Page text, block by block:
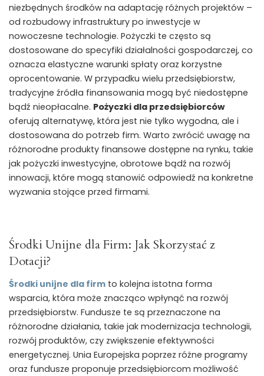
niezbędnych środków na adaptację różnych projektów –
od rozbudowy infrastruktury po inwestycje w
nowoczesne technologie. Pożyczki te często są
dostosowane do specyfiki działalności gospodarczej, co
oznacza elastyczne warunki spłaty oraz korzystne
oprocentowanie. W przypadku wielu przedsiębiorstw,
tradycyjne źródła finansowania mogą być niedostępne
bądź nieopłacalne. Pożyczki dla przedsiębiorców
oferują alternatywę, która jest nie tylko wygodna, ale i
dostosowana do potrzeb firm. Warto zwrócić uwagę na
różnorodne produkty finansowe dostępne na rynku, takie
jak pożyczki inwestycyjne, obrotowe bądź na rozwój
innowacji, które mogą stanowić odpowiedź na konkretne
wyzwania stojące przed firmami.
Środki Unijne dla Firm: Jak Skorzystać z
Dotacji?
Środki unijne dla firm to kolejna istotna forma
wsparcia, która może znacząco wpłynąć na rozwój
przedsiębiorstw. Fundusze te są przeznaczone na
różnorodne działania, takie jak modernizacja technologii,
rozwój produktów, czy zwiększenie efektywności
energetycznej. Unia Europejska poprzez różne programy
oraz fundusze proponuje przedsiębiorcom możliwość